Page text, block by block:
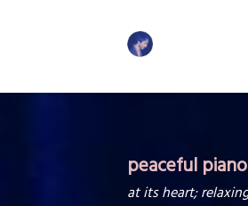
peaceful
at its heart;